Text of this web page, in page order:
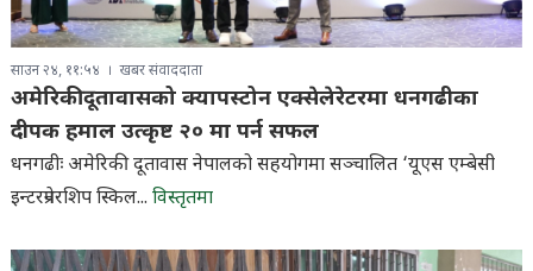
साउन २४, ११:५४ खबर संवाददाता
अमेरिकी दूतावासको क्यापस्टोन एक्सेलेरेटरमा धनगढीका
दीपक हमाल उत्कृष्ट २० मा पर्न सफल
धनगढीः अमेरिकी दूतावास नेपालको सहयोगमा सञ्चालित ‘यूएस एम्बेसी
इन्टरप्रेनरशिप स्किल... विस्तृतमा